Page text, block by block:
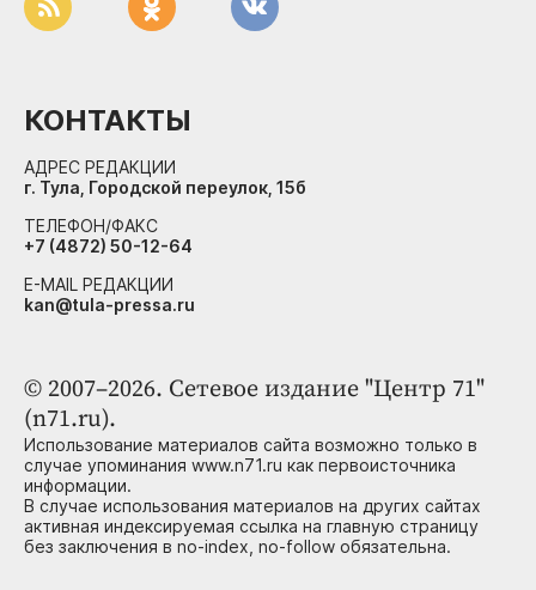
© 2007–2026. Сетевое издание "Центр 71"
(n71.ru).
Использование материалов сайта возможно только в
случае упоминания www.n71.ru как первоисточника
информации.
В случае использования материалов на других сайтах
активная индексируемая ссылка на главную страницу
без заключения в no-index, no-follow обязательна.
КОНТАКТЫ
АДРЕС РЕДАКЦИИ
г. Тула, Городской переулок, 15б
ТЕЛЕФОН/ФАКС
+7 (4872) 50-12-64
E-MAIL РЕДАКЦИИ
kan@tula-pressa.ru